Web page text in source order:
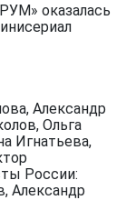
оказалась
Александр
Ольга
Игнатьева,
России:
Александр